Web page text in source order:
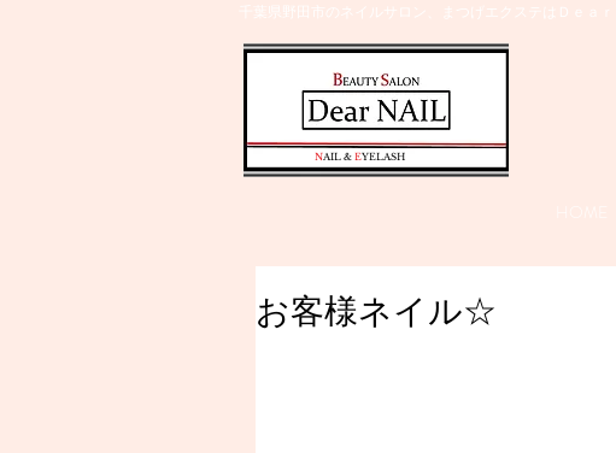
千葉県野田市のネイルサロン、まつげエクステはＤｅａ
​NAIL & EYELASH
お客様ネイル☆